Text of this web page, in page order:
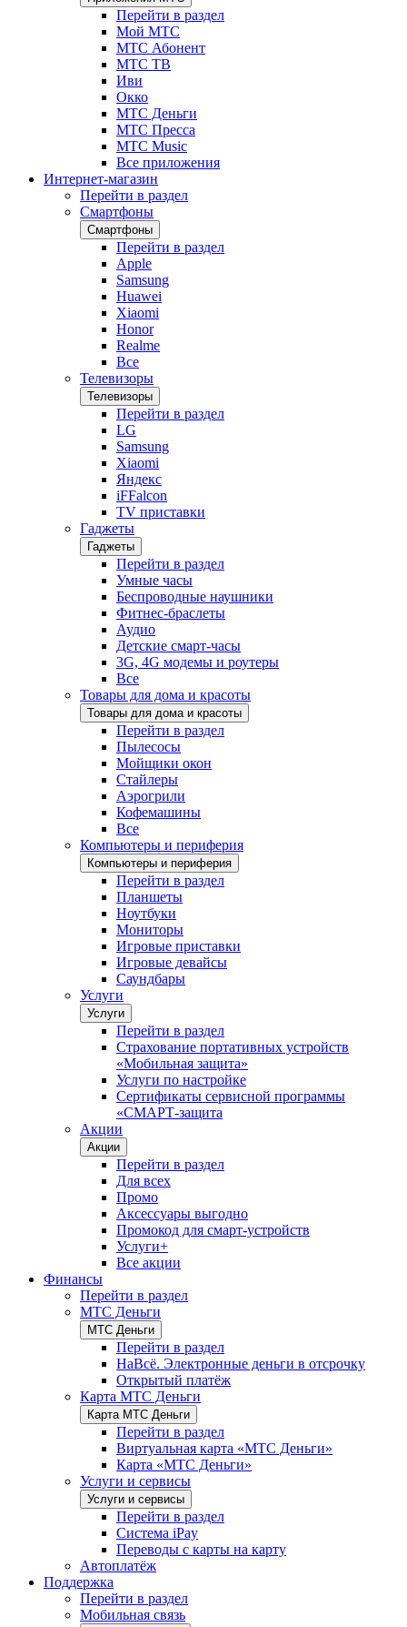
Перейти в раздел
Мой МТС
МТС Абонент
МТС ТВ
Иви
Окко
МТС Деньги
МТС Пресса
МТС Music
Все приложения
Интернет-магазин
Перейти в раздел
Смартфоны
Смартфоны
Перейти в раздел
Apple
Samsung
Huawei
Xiaomi
Honor
Realme
Все
Телевизоры
Телевизоры
Перейти в раздел
LG
Samsung
Xiaomi
Яндекс
iFFalcon
TV приставки
Гаджеты
Гаджеты
Перейти в раздел
Умные часы
Беспроводные наушники
Фитнес-браслеты
Аудио
Детские смарт-часы
3G, 4G модемы и роутеры
Все
Товары для дома и красоты
Товары для дома и красоты
Перейти в раздел
Пылесосы
Мойщики окон
Стайлеры
Аэрогрили
Кофемашины
Все
Компьютеры и периферия
Компьютеры и периферия
Перейти в раздел
Планшеты
Ноутбуки
Мониторы
Игровые приставки
Игровые девайсы
Саундбары
Услуги
Услуги
Перейти в раздел
Страхование портативных устройств
«Мобильная защита»
Услуги по настройке
Сертификаты сервисной программы
«СМАРТ-защита
Акции
Акции
Перейти в раздел
Для всех
Промо
Аксессуары выгодно
Промокод для смарт-устройств
Услуги+
Все акции
Финансы
Перейти в раздел
МТС Деньги
МТС Деньги
Перейти в раздел
НаВсё. Электронные деньги в отсрочку
Открытый платёж
Карта МТС Деньги
Карта МТС Деньги
Перейти в раздел
Виртуальная карта «МТС Деньги»
Карта «МТС Деньги»
Услуги и сервисы
Услуги и сервисы
Перейти в раздел
Система iPay
Переводы с карты на карту
Автоплатёж
Поддержка
Перейти в раздел
Мобильная связь